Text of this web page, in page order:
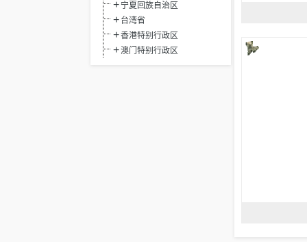
宁夏回族自治区
台湾省
香港特别行政区
澳门特别行政区